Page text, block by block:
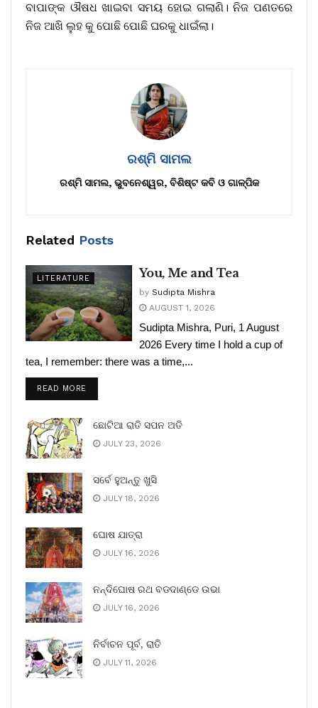
ବାପାଙ୍କ ଔଷଧ ଖାଇବା ସମୟ ହୋଇ ଗଲାଣି। ନିଜ ପଣତରେ
ନିଜ ଆଖି ଲୁହ କୁ ପୋଛି ପୋଛି ଘରକୁ ଧାଇଁଲା।
ରଶ୍ମି ସାମଲ
ରଶ୍ମି ସାମଲ, ଭୁବନେଶ୍ୱର, ବିଶିଷ୍ଟ କବି ଓ ଗାଳ୍ପିକ
Related Posts
LITERATURE You, Me and Tea
by Sudipta Mishra
AUGUST 1, 2026
Sudipta Mishra, Puri, 1 August
2026 Every time I hold a cup of
tea, I remember: there was a time,...
READ MORE
ଛୋଟିଆ ରାତି ସପନ ଅତି
JULY 23, 2026
ସର୍ବେ ହୁଅନ୍ତୁ ଖୁସି
JULY 18, 2026
ଘୋଷ ଯାତ୍ରା
JULY 16, 2026
ନନ୍ଦିଘୋଷ ରଥ ବଡଦାଣ୍ଡେ ଉଭା
JULY 16, 2026
ନିର୍ବାଚନ ପୂର୍ବ, ରାତି
JULY 11, 2026